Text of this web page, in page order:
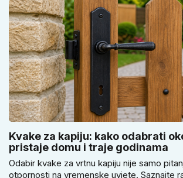
Kvake za kapiju: kako odabrati
pristaje domu i traje godinama
Odabir kvake za vrtnu kapiju nije samo
otpornosti na vremenske uvjete. Saznajte